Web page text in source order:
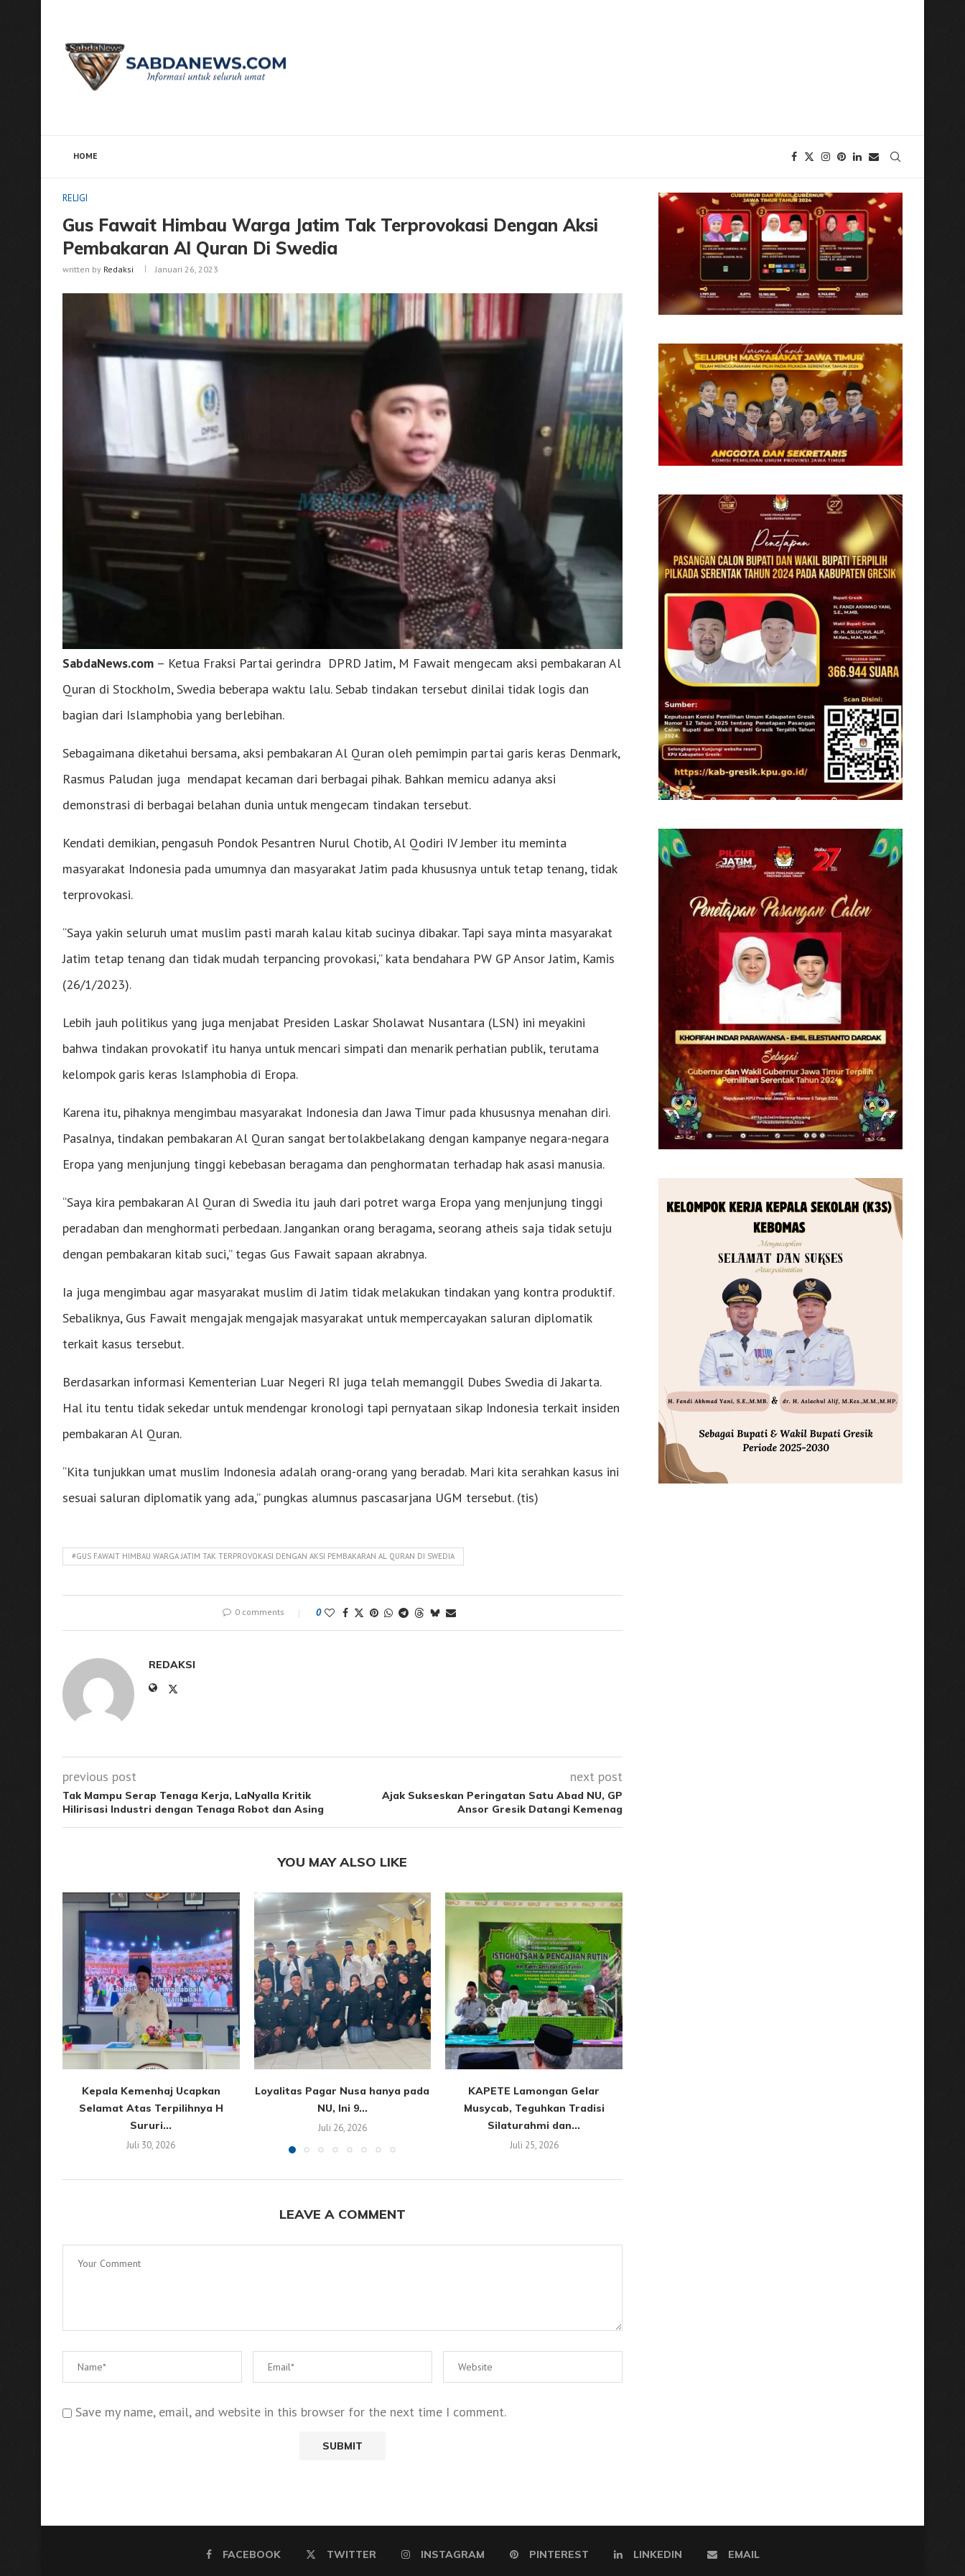
HOME
RELIGI
Gus Fawait Himbau Warga Jatim Tak Terprovokasi Dengan Aksi
Pembakaran Al Quran Di Swedia
written by Redaksi Januari 26, 2023
SabdaNews.com – Ketua Fraksi Partai gerindra DPRD Jatim, M Fawait mengecam aksi pembakaran Al
Quran di Stockholm, Swedia beberapa waktu lalu. Sebab tindakan tersebut dinilai tidak logis dan
bagian dari Islamphobia yang berlebihan.
Sebagaimana diketahui bersama, aksi pembakaran Al Quran oleh pemimpin partai garis keras Denmark,
Rasmus Paludan juga mendapat kecaman dari berbagai pihak. Bahkan memicu adanya aksi
demonstrasi di berbagai belahan dunia untuk mengecam tindakan tersebut.
Kendati demikian, pengasuh Pondok Pesantren Nurul Chotib, Al Qodiri IV Jember itu meminta
masyarakat Indonesia pada umumnya dan masyarakat Jatim pada khususnya untuk tetap tenang, tidak
terprovokasi.
“Saya yakin seluruh umat muslim pasti marah kalau kitab sucinya dibakar. Tapi saya minta masyarakat
Jatim tetap tenang dan tidak mudah terpancing provokasi,” kata bendahara PW GP Ansor Jatim, Kamis
(26/1/2023).
Lebih jauh politikus yang juga menjabat Presiden Laskar Sholawat Nusantara (LSN) ini meyakini
bahwa tindakan provokatif itu hanya untuk mencari simpati dan menarik perhatian publik, terutama
kelompok garis keras Islamphobia di Eropa.
Karena itu, pihaknya mengimbau masyarakat Indonesia dan Jawa Timur pada khususnya menahan diri.
Pasalnya, tindakan pembakaran Al Quran sangat bertolakbelakang dengan kampanye negara-negara
Eropa yang menjunjung tinggi kebebasan beragama dan penghormatan terhadap hak asasi manusia.
“Saya kira pembakaran Al Quran di Swedia itu jauh dari potret warga Eropa yang menjunjung tinggi
peradaban dan menghormati perbedaan. Jangankan orang beragama, seorang atheis saja tidak setuju
dengan pembakaran kitab suci,” tegas Gus Fawait sapaan akrabnya.
Ia juga mengimbau agar masyarakat muslim di Jatim tidak melakukan tindakan yang kontra produktif.
Sebaliknya, Gus Fawait mengajak mengajak masyarakat untuk mempercayakan saluran diplomatik
terkait kasus tersebut.
Berdasarkan informasi Kementerian Luar Negeri RI juga telah memanggil Dubes Swedia di Jakarta.
Hal itu tentu tidak sekedar untuk mendengar kronologi tapi pernyataan sikap Indonesia terkait insiden
pembakaran Al Quran.
“Kita tunjukkan umat muslim Indonesia adalah orang-orang yang beradab. Mari kita serahkan kasus ini
sesuai saluran diplomatik yang ada,” pungkas alumnus pascasarjana UGM tersebut. (tis)
#GUS FAWAIT HIMBAU WARGA JATIM TAK TERPROVOKASI DENGAN AKSI PEMBAKARAN AL QURAN DI SWEDIA
0 comments 0
REDAKSI
previous post
Tak Mampu Serap Tenaga Kerja, LaNyalla Kritik
Hilirisasi Industri dengan Tenaga Robot dan Asing
next post
Ajak Sukseskan Peringatan Satu Abad NU, GP
Ansor Gresik Datangi Kemenag
YOU MAY ALSO LIKE
Kepala Kemenhaj Ucapkan
Selamat Atas Terpilihnya H
Sururi...
Juli 30, 2026
Loyalitas Pagar Nusa hanya pada
NU, Ini 9...
Juli 26, 2026
KAPETE Lamongan Gelar
Musycab, Teguhkan Tradisi
Silaturahmi dan...
Juli 25, 2026
LEAVE A COMMENT
Save my name, email, and website in this browser for the next time I comment.
FACEBOOK TWITTER INSTAGRAM PINTEREST LINKEDIN EMAIL